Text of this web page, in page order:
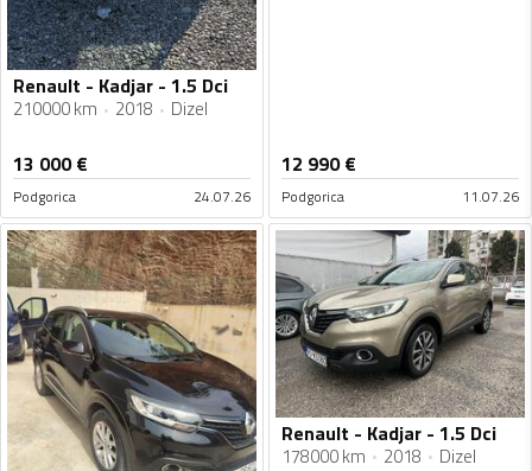
Renault - Kadjar - 1.5 Dci
210000 km 2018 Dizel
13 000€
Podgorica 24.07.26
12 990€
Podgorica 11.07.26
Renault - Kadjar - 1.5 Dci
178000 km 2018 Dizel